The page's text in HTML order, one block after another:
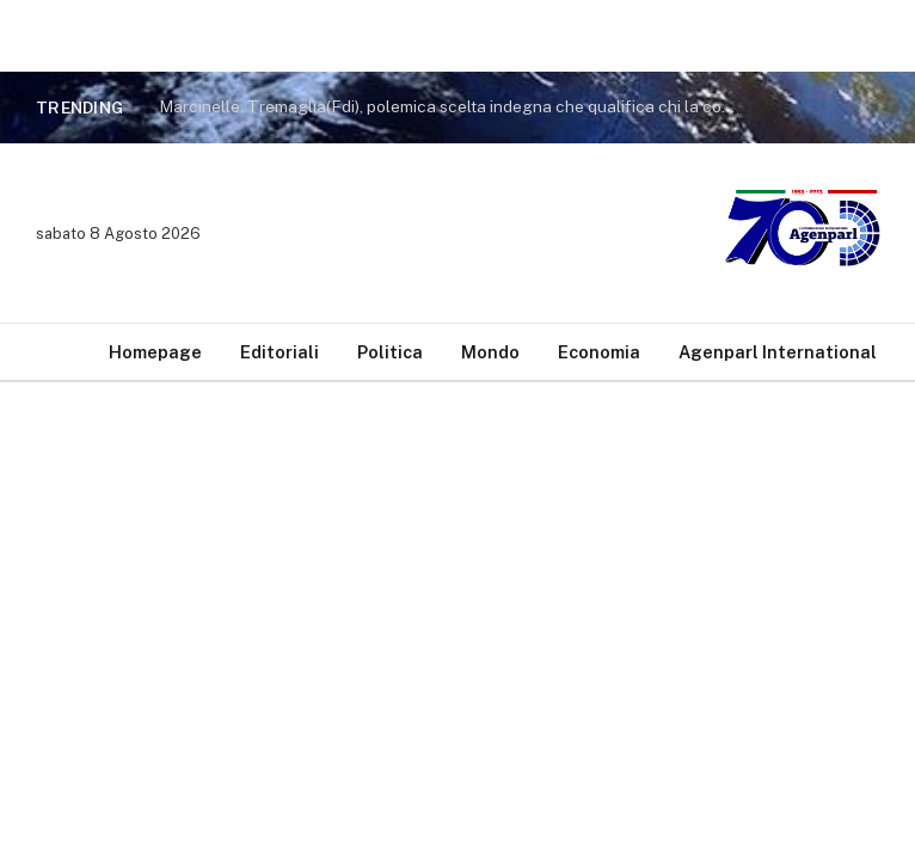
TRENDING Marcinelle. Tremaglia(Fdi), polemica scelta indegna che qualifica chi la compie
sabato 8 Agosto 2026
Homepage Editoriali Politica Mondo Economia Agenparl International